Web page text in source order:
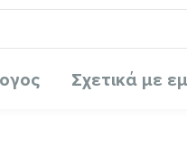
Σχετικά με